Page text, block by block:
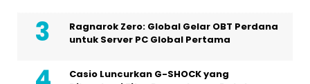
Ragnarok Zero: Global Gelar OBT Perdana
untuk Server PC Global Pertama
Casio Luncurkan G-SHOCK yang